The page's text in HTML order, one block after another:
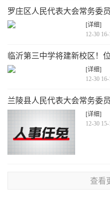
罗庄区人民代表大会常务委
[详细]
12-30 16-
临沂第三中学将建新校区！位
[详细]
12-30 16-
兰陵县人民代表大会常务委
[详细]
12-30 15-
查看